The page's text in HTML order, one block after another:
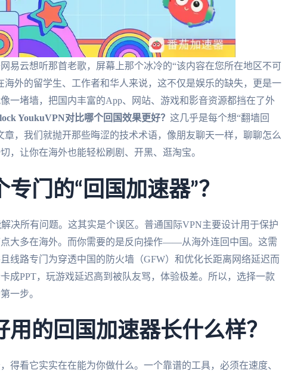
易云想听那首老歌，屏幕上那个冰冷的“该内容在您所在地区不可
海外的留学生、工作者和华人来说，这不仅是娱乐的缺失，更是一
一堵墙，把国内丰富的App、网站、游戏和影音资源都挡在了外
YoukuVPN对比哪个回国效果更好？ 这几乎是每个想“翻墙回
章，我们就抛开那些晦涩的技术术语，像朋友聊天一样，聊聊怎么
，让你在海外也能轻松刷剧、开黑、逛淘宝。
门的“回国加速器”？
决所有问题。这其实是个误区。普通国际VPN主要设计用于保护
大多在海外。而你需要的是反向操作——从海外连回中国。这需
线路专门为穿透中国的防火墙（GFW）和优化长距离网络延迟而
成PPT，玩游戏延迟高到被队友骂，体验极差。所以，选择一款
一步。
的回国加速器长什么样？
得看它实实在在能为你做什么。一个靠谱的工具，必须在速度、